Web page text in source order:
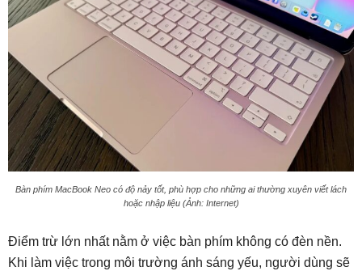
Bàn phím MacBook Neo có độ nảy tốt, phù hợp cho những ai thường xuyên viết lách
hoặc nhập liệu (Ảnh: Internet)
Điểm trừ lớn nhất nằm ở việc bàn phím không có đèn nền.
Khi làm việc trong môi trường ánh sáng yếu, người dùng sẽ